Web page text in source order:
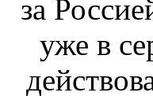
за
уже в